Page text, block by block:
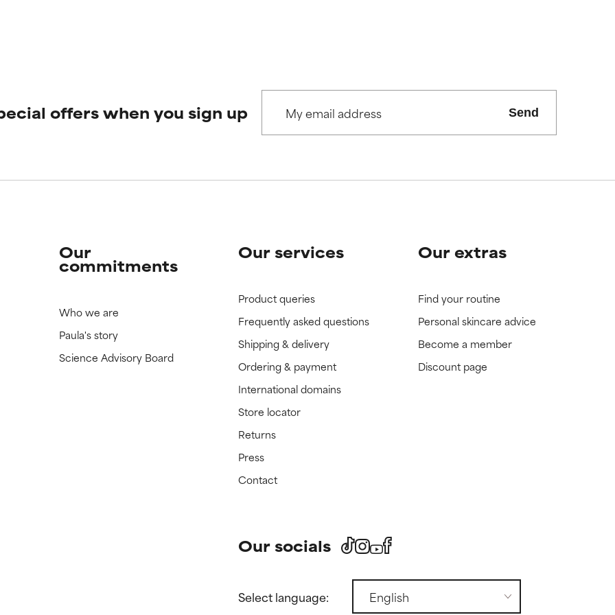
offers when you sign up Send
Our
commitments
Who we are
Paula's story
Science Advisory Board
Our services
Product queries
Frequently asked questions
Shipping & delivery
Ordering & payment
International domains
Store locator
Returns
Press
Contact
Our extras
Find your routine
Personal skincare advice
Become a member
Discount page
Our socials
Select language: